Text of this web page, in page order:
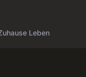
Leben